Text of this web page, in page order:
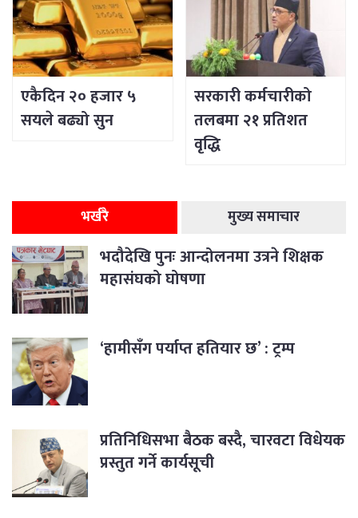
एकैदिन २० हजार ५
सयले बढ्यो सुन
सरकारी कर्मचारीको
तलबमा २१ प्रतिशत
वृद्धि
भर्खरै मुख्य समाचार
भदौदेखि पुनः आन्दोलनमा उत्रने शिक्षक
महासंघको घोषणा
‘हामीसँग पर्याप्त हतियार छ’ : ट्रम्प
प्रतिनिधिसभा बैठक बस्दै, चारवटा विधेयक
प्रस्तुत गर्ने कार्यसूची